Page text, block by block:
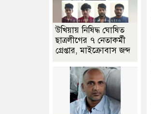
উখিয়ায় নিষিদ্ধ ঘোষিত
ছাত্রলীগের ৭ নেতাকর্মী
গ্রেপ্তার, মাইক্রোবাস জব্দ